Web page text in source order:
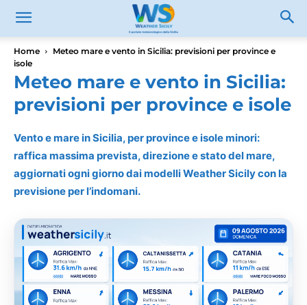
Home
Meteo mare e vento in Sicilia: previsioni per province e
isole
Meteo mare e vento in Sicilia:
previsioni per province e isole
Vento e mare in Sicilia, per province e isole minori:
raffica massima prevista, direzione e stato del mare,
aggiornati ogni giorno dai modelli Weather Sicily con la
previsione per l’indomani.